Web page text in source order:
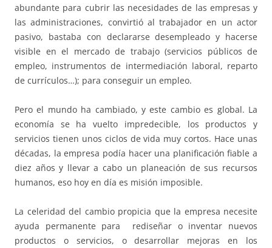
abundante para cubrir las necesidades de las empresas y
las administraciones, convirtió al trabajador en un actor
pasivo, bastaba con declararse desempleado y hacerse
visible en el mercado de trabajo (servicios públicos de
empleo, instrumentos de intermediación laboral, reparto
de currículos…); para conseguir un empleo.
Pero el mundo ha cambiado, y este cambio es global. La
economía se ha vuelto impredecible, los productos y
servicios tienen unos ciclos de vida muy cortos. Hace unas
décadas, la empresa podía hacer una planificación fiable a
diez años y llevar a cabo un planeación de sus recursos
humanos, eso hoy en día es misión imposible.
La celeridad del cambio propicia que la empresa necesite
ayuda permanente para rediseñar o inventar nuevos
productos o servicios, o desarrollar mejoras en los